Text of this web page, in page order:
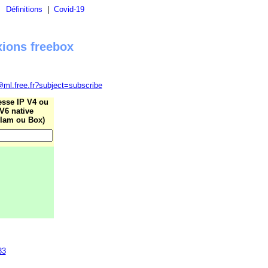
Définitions Covid-19
freebox
IP V4 ou
V6 native
ou Box)